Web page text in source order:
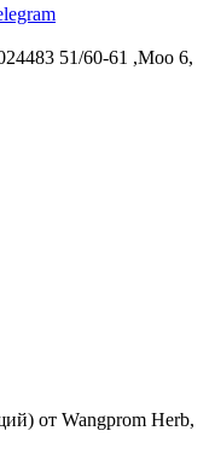
51/60-61 ,Moo 6,
от Wangprom Herb,